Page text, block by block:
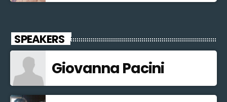
SPEAKERS
Giovanna Pacini